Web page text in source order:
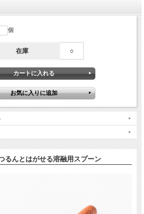
個
在庫 ○
るんとはがせる溶融用スプーン